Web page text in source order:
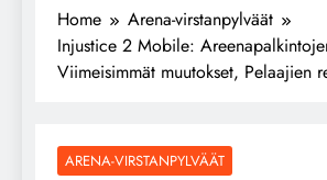
Home
Arena-virstanpylväät
Injustice 2 Mobile:
Viimeisimmät muutokset, Pelaajien
ARENA-VIRSTANPYLVÄÄT